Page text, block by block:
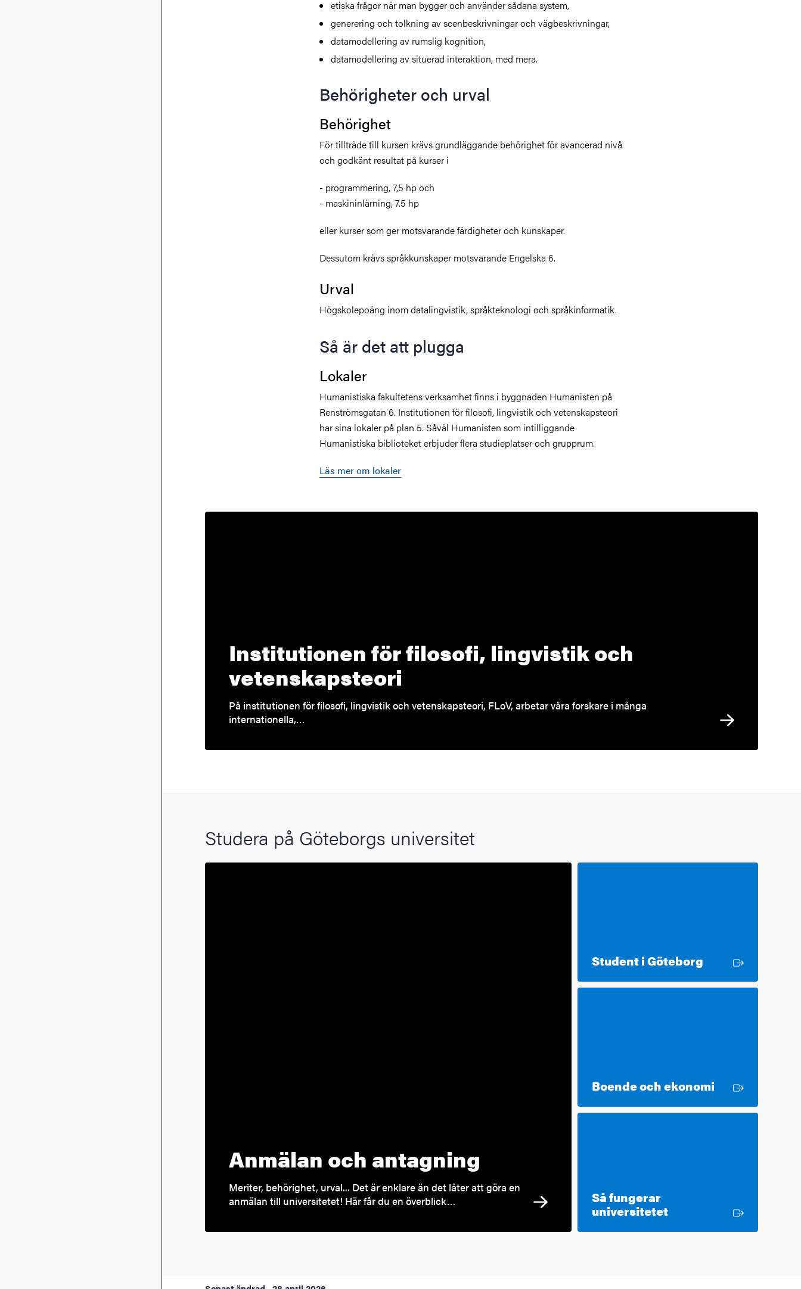
etiska frågor när man bygger och använder sådana system,
generering och tolkning av scenbeskrivningar och vägbeskrivningar,
datamodellering av rumslig kognition,
datamodellering av situerad interaktion, med mera.
Behörigheter och urval
Behörighet
För tillträde till kursen krävs grundläggande behörighet för avancerad nivå
och godkänt resultat på kurser i
- programmering, 7,5 hp och
- maskininlärning, 7.5 hp
eller kurser som ger motsvarande färdigheter och kunskaper.
Dessutom krävs språkkunskaper motsvarande Engelska 6.
Urval
Högskolepoäng inom datalingvistik, språkteknologi och språkinformatik.
Så är det att plugga
Lokaler
Humanistiska fakultetens verksamhet finns i byggnaden Humanisten på
Renströmsgatan 6. Institutionen för filosofi, lingvistik och vetenskapsteori
har sina lokaler på plan 5. Såväl Humanisten som intilliggande
Humanistiska biblioteket erbjuder flera studieplatser och grupprum.
Läs mer om lokaler
Institutionen för filosofi, lingvistik och
vetenskapsteori
På institutionen för filosofi, lingvistik och vetenskapsteori, FLoV, arbetar våra forskare i många
internationella,…
Studera på Göteborgs universitet
Anmälan och antagning
Meriter, behörighet, urval... Det är enklare än det låter att göra en
anmälan till universitetet! Här får du en överblick…
Student i Göteborg Extern länk
Boende och ekonomi Extern länk
Så fungerar
universitetetExtern länk